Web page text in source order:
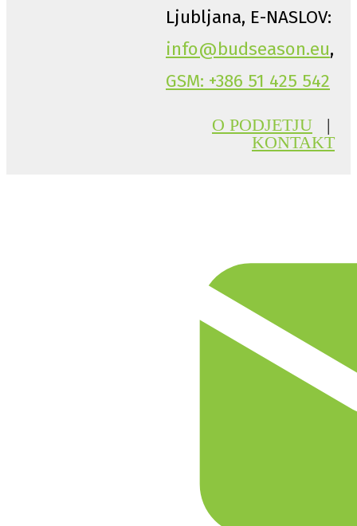
Ljubljana, E-NASLOV:
info@budseason.eu,
GSM: +386 51 425 542
O PODJETJU |
KONTAKT